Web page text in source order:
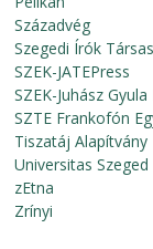
Századvég
Szegedi Írók
SZEK-JATEPress
SZEK-Juhász
SZTE Frankofón
Tiszatáj Alapítvány
Universitas Szeged
zEtna
Zrínyi